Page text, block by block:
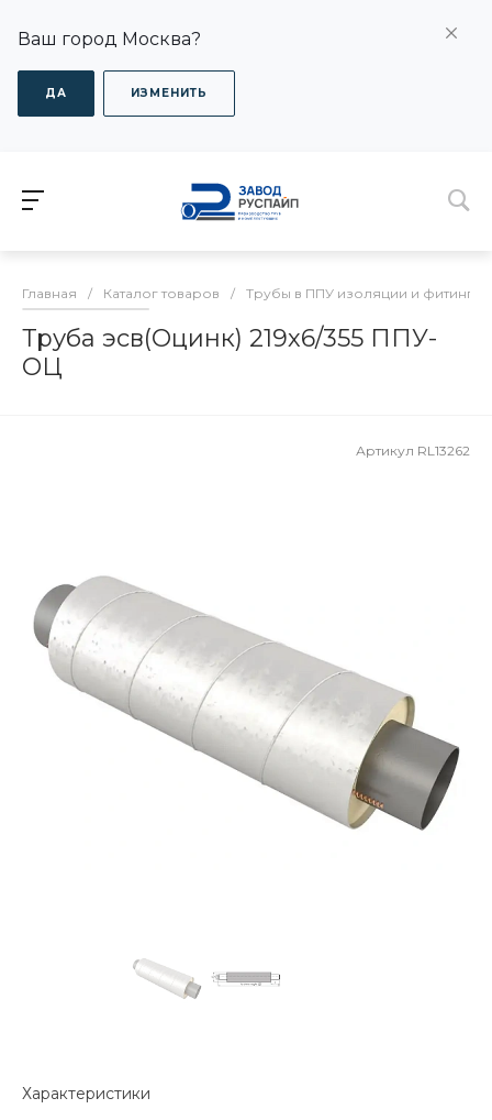
Ваш город Москва?
ДА ИЗМЕНИТЬ
Главная / Каталог товаров / Трубы в ППУ изоляции и фитинги
Труба эсв(Оцинк) 219х6/355 ППУ-
ОЦ
Артикул RL13262
Характеристики